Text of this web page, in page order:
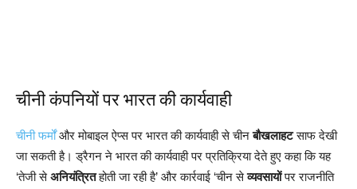
चीनी कंपनियों पर भारत की कार्यवाही
चीनी फर्मोंऔर मोबाइल ऐप्स पर भारत की कार्यवाही से चीनबौखलाहटसाफ देखी
जा सकती है। ड्रैगन ने भारत की कार्यवाही पर प्रतिक्रिया देते हुए कहा कि यह
‘तेजी सेअनियंत्रितहोती जा रही है’ और कार्रवाई ‘चीन सेव्यवसायोंपर राजनीति